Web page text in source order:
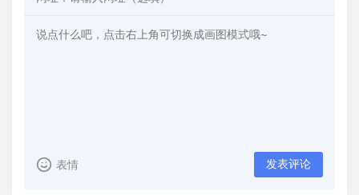
表情 发表评论